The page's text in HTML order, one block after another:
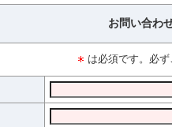
お問い合わ
は必須です。必ず